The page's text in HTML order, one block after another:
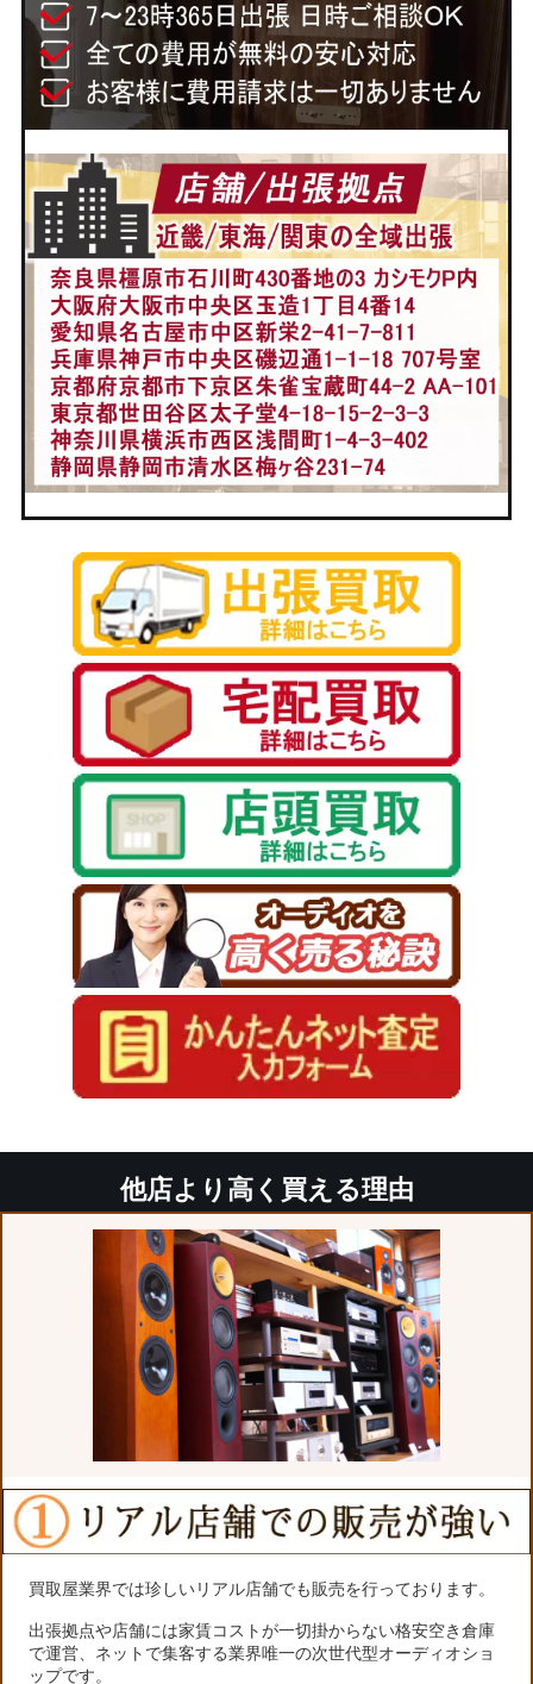
他店より高く買える理由
買取屋業界では珍しいリアル店舗でも販売を行っております。
出張拠点や店舗には家賃コストが一切掛からない格安空き倉庫
で運営、ネットで集客する業界唯一の次世代型オーディオショ
ップです。